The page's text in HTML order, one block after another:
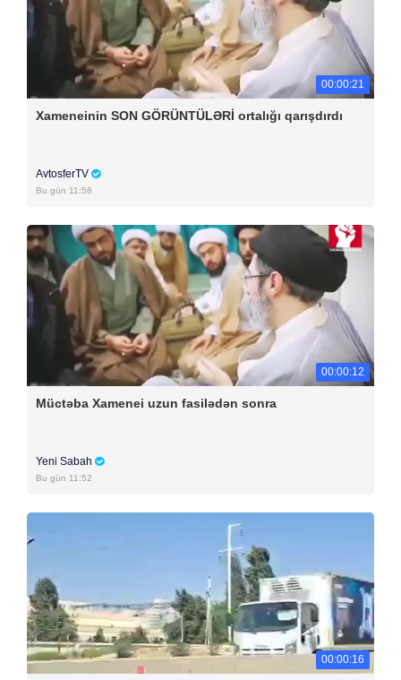
00:00:21
Xameneinin SON GÖRÜNTÜLƏRİ ortalığı qarışdırdı
AvtosferTV
Bu gün 11:58
00:00:12
Müctəba Xamenei uzun fasilədən sonra
Yeni Sabah
Bu gün 11:52
00:00:16